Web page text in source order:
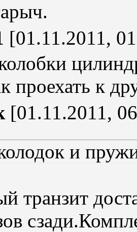
[01.11.2011,
проехать к
[01.11.2011,
и
транзит